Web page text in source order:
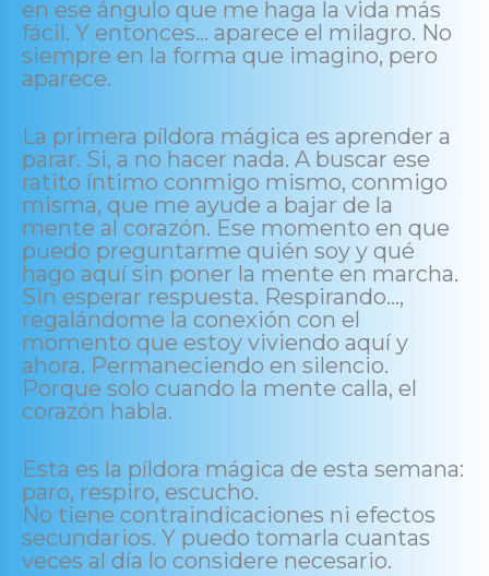
en ese ángulo que me haga la vida más
fácil. Y entonces… aparece el milagro. No
siempre en la forma que imagino, pero
aparece.
La primera píldora mágica es aprender a
parar. Si, a no hacer nada. A buscar ese
ratito íntimo conmigo mismo, conmigo
misma, que me ayude a bajar de la
mente al corazón. Ese momento en que
puedo preguntarme quién soy y qué
hago aquí sin poner la mente en marcha.
Sin esperar respuesta. Respirando…,
regalándome la conexión con el
momento que estoy viviendo aquí y
ahora. Permaneciendo en silencio.
Porque solo cuando la mente calla, el
corazón habla.
Esta es la píldora mágica de esta semana:
paro, respiro, escucho.
No tiene contraindicaciones ni efectos
secundarios. Y puedo tomarla cuantas
veces al día lo considere necesario.